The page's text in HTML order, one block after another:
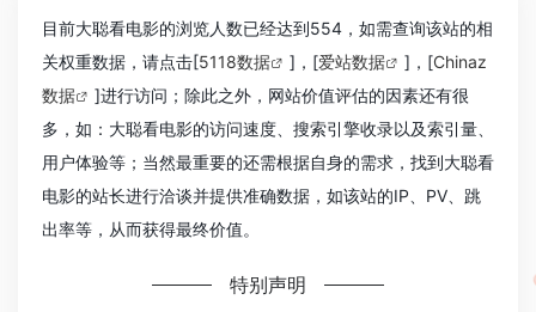
目前大聪看电影的浏览人数已经达到554，如需查询该站的相
关权重数据，请点击[5118数据 ]，[爱站数据 ]，[Chinaz
数据
]进行访问；除此之外，网站价值评估的因素还有很
多，如：大聪看电影的访问速度、搜索引擎收录以及索引量、
用户体验等；当然最重要的还需根据自身的需求，找到大聪看
电影的站长进行洽谈并提供准确数据，如该站的IP、PV、跳
出率等，从而获得最终价值。
特别声明